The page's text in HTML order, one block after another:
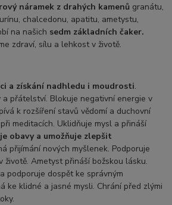
náramek z drahých kamenů granátu,
chalcedonu, apatitu, ametystu,
na našich sedm základních čaker.
zdraví, sílu a lehkost v životě.
a získání nadhledu i moudrosti.
a přátelství. Blokuje negativní energie v
k rozšíření stavů vědomí a duchovní
meditacích. Uklidňuje mysl a přináší
obavy a umožňuje zlepšit
přijímání nových myšlenek. Podporuje
životě. Ametyst přináší božskou lásku.
podporuje dospět ke správným
ke klidné a jasné mysli. Chrání před zlými